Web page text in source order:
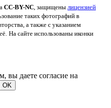
CC-BY-NC, защищены лицензией
таких фотографий в
а также с указанием
На сайте использованы иконки
вы даете согласие на
OK